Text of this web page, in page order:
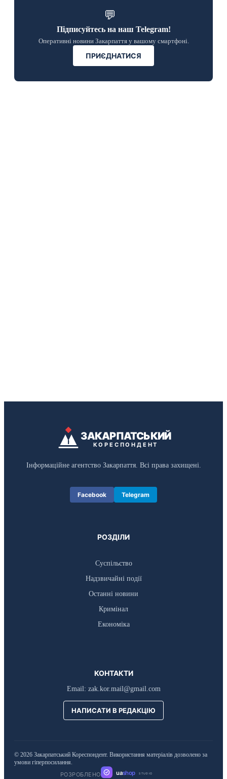
💬
Підписуйтесь на наш Telegram!
Оперативні новини Закарпаття у вашому смартфоні.
ПРИЄДНАТИСЯ
ЗАКАРПАТСЬКИЙ
КОРЕСПОНДЕНТ
Інформаційне агентство Закарпаття. Всі права захищені.
Facebook Telegram
РОЗДІЛИ
Суспільство
Надзвичайні події
Останні новини
Кримінал
Економіка
КОНТАКТИ
Email: zak.kor.mail@gmail.com
НАПИСАТИ В РЕДАКЦІЮ
© 2026 Закарпатський Кореспондент. Використання матеріалів дозволено за
умови гіперпосилання.
РОЗРОБЛЕНО
uashop STUDIO